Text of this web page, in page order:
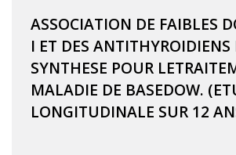
ASSOCIATION DE FAIBLES
I ET DES ANTITHYROIDIENS
SYNTHESE POUR
MALADIE DE BASEDOW.
LONGITUDINALE SUR 12